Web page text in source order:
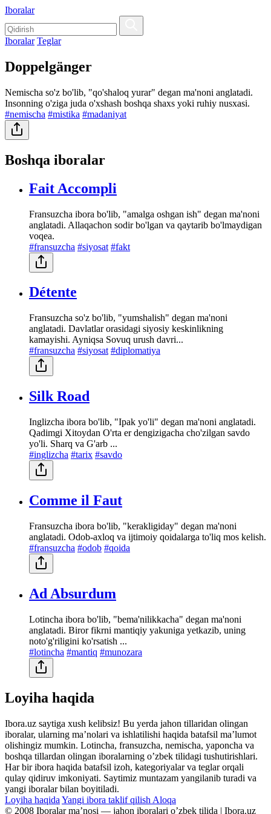
Iboralar
Iboralar Teglar
Doppelgänger
Nemischa so'z bo'lib, "qo'shaloq yurar" degan ma'noni anglatadi.
Insonning o'ziga juda o'xshash boshqa shaxs yoki ruhiy nusxasi.
#nemischa #mistika #madaniyat
Boshqa iboralar
Fait Accompli
Fransuzcha ibora bo'lib, "amalga oshgan ish" degan ma'noni
anglatadi. Allaqachon sodir bo'lgan va qaytarib bo'lmaydigan
voqea.
#fransuzcha #siyosat #fakt
Détente
Fransuzcha so'z bo'lib, "yumshalish" degan ma'noni
anglatadi. Davlatlar orasidagi siyosiy keskinlikning
kamayishi. Ayniqsa Sovuq urush davri...
#fransuzcha #siyosat #diplomatiya
Silk Road
Inglizcha ibora bo'lib, "Ipak yo'li" degan ma'noni anglatadi.
Qadimgi Xitoydan O'rta er dengizigacha cho'zilgan savdo
yo'li. Sharq va G'arb ...
#inglizcha #tarix #savdo
Comme il Faut
Fransuzcha ibora bo'lib, "kerakligiday" degan ma'noni
anglatadi. Odob-axloq va ijtimoiy qoidalarga to'liq mos kelish.
#fransuzcha #odob #qoida
Ad Absurdum
Lotincha ibora bo'lib, "bema'nilikkacha" degan ma'noni
anglatadi. Biror fikrni mantiqiy yakuniga yetkazib, uning
noto'g'riligini ko'rsatish ...
#lotincha #mantiq #munozara
Loyiha haqida
Ibora.uz saytiga xush kelibsiz! Bu yerda jahon tillaridan olingan
iboralar, ularning maʼnolari va ishlatilishi haqida batafsil maʼlumot
olishingiz mumkin. Lotincha, fransuzcha, nemischa, yaponcha va
boshqa tillardan olingan iboralarning oʼzbek tilidagi tushutirishlari.
Har bir ibora haqida batafsil izoh, kategoriyalar va teglar orqali
qulay qidiruv imkoniyati. Saytimiz muntazam yangilanib turadi va
yangi iboralar bilan boyitiladi.
Loyiha haqida Yangi ibora taklif qilish Aloqa
© 2008 Iboralar maʼnosi — jahon iboralari oʼzbek tilida | Ibora.uz